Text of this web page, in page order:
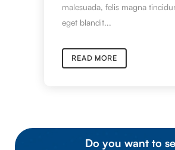
malesuada, felis magna
eget blandit...
READ MORE
Do you want to